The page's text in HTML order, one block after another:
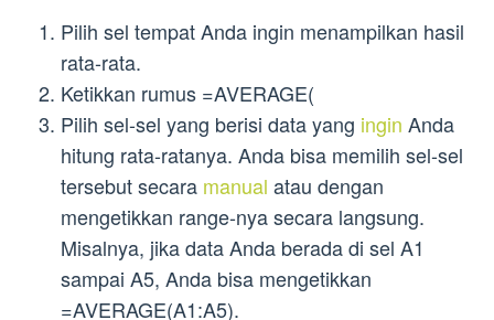
Pilih sel tempat Anda ingin menampilkan hasil
rata-rata.
Ketikkan rumus =AVERAGE(
Pilih sel-sel yang berisi data yang ingin Anda
hitung rata-ratanya. Anda bisa memilih sel-sel
tersebut secara manual atau dengan
mengetikkan range-nya secara langsung.
Misalnya, jika data Anda berada di sel A1
sampai A5, Anda bisa mengetikkan
=AVERAGE(A1:A5).